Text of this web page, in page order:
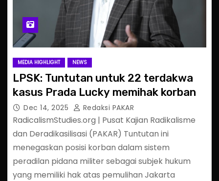
MEDIA HIGHLIGHT NEWS
LPSK: Tuntutan untuk 22 terdakwa
kasus Prada Lucky memihak korban
Dec 14, 2025 Redaksi PAKAR
RadicalismStudies.org | Pusat Kajian Radikalisme
dan Deradikasilisasi (PAKAR) Tuntutan ini
menegaskan posisi korban dalam sistem
peradilan pidana militer sebagai subjek hukum
yang memiliki hak atas pemulihan Jakarta